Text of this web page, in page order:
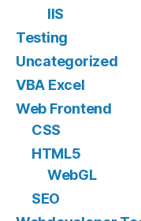
IIS
Testing
Uncategorized
VBA Excel
Web Frontend
CSS
HTML5
WebGL
SEO